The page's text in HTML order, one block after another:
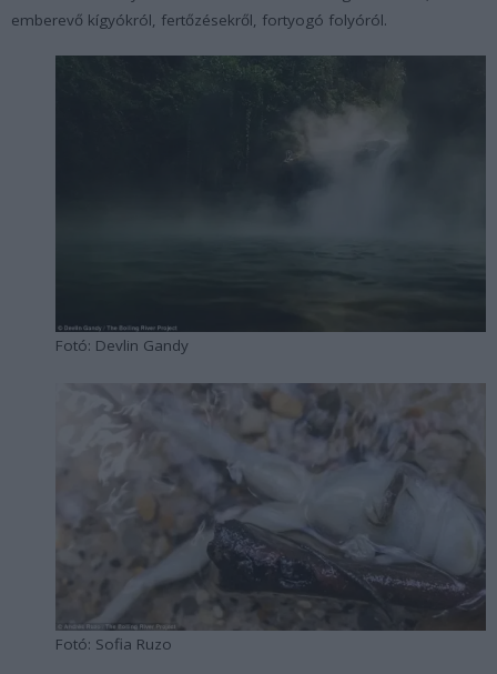
emberevő kígyókról, fertőzésekről, fortyogó folyóról.
Fotó: Devlin Gandy
Fotó: Sofia Ruzo